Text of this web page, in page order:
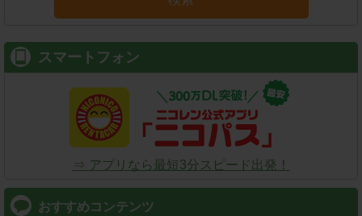
スマートフォン
⇒ アプリなら最短3分スピード出発！
おすすめコンテンツ